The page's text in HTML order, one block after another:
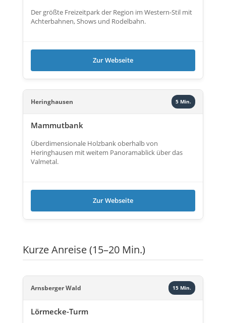
Der größte Freizeitpark der Region im Western-Stil mit
Achterbahnen, Shows und Rodelbahn.
Zur Webseite
Heringhausen 5 Min.
Mammutbank
Überdimensionale Holzbank oberhalb von
Heringhausen mit weitem Panoramablick über das
Valmetal.
Zur Webseite
Kurze Anreise (15–20 Min.)
Arnsberger Wald 15 Min.
Lörmecke-Turm